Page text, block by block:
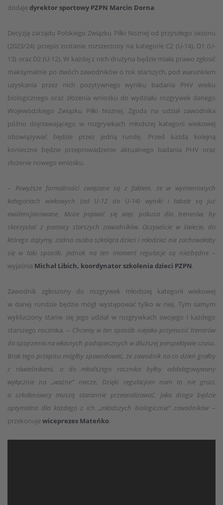
dodaje dyrektor sportowy PZPN Marcin Dorna.
Decyzją zarządu Polskiego Związku Piłki Nożnej od przyszłego sezonu
(2023/24) przepis zostanie rozszerzony na kategorie C2 (U-14), D1 (U-
13) oraz D2 (U-12). W każdej z nich drużyna będzie miała prawo zgłosić
maksymalnie po dwóch zawodników o rok starszych, pod warunkiem
uzyskania przez nich pozytywnego wyniku badania PHV wieku
biologicznego oraz złożenia wniosku do wydziału rozgrywek danego
Wojewódzkiego Związku Piłki Nożnej. Zgoda na udział zawodnika
późno dojrzewającego w rozgrywkach młodszej kategorii wiekowej
obowiązywać będzie przez jedną rundę. Przed każdą kolejną
konieczne będzie przeprowadzenie aktualnego badania PHV oraz
złożenie nowego wniosku.
– Powyższe formalności związane są z faktem, że w wymienionych
kategoriach wiekowych (od U-12 do U-14) wyniki i tabele są już
ewidencjonowane. Może pojawić się więc pokusa dla trenerów, by
skorzystać z pomocy starszych zawodników. Oczywiście w świecie, do
którego dążymy, żadna osoba szkoląca dzieci i młodzież nie zachowałaby
się w taki sposób, jednak na ten moment regulacje są niezbędne–
wyjaśnia Michał Libich, koordynator szkolenia dzieci PZPN.
Zawodnik zgłoszony do rozgrywek młodszej kategorii wiekowej
w danej rundzie będzie mógł występować tylko w niej. Tym samym
wykluczony stanie się jego udział w rozgrywkach swojego i każdego
starszego rocznika. – Chcemy w ten sposób niejako przymusić trenerów
do spojrzenia na własnych podopiecznych w dłuższej perspektywie czasu.
Brak tego przepisu mógłby spowodować, że zawodnik na co dzień grałby
z rówieśnikami, a do młodszego rocznika byłby oddelegowywany
wyłącznie na „ważne” mecze. Dzięki regulacjom nam to nie grozi,
a szkoleniowcy muszą starannie przeanalizować, jaka droga będzie
optymalna dla każdego z ich „młodszych biologicznie” zawodników –
przekonuje wiceprezes Mateńko.